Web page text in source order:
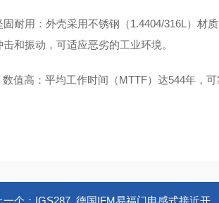
固耐用：外壳采用不锈钢（1.4404/316L）材
和振动，可适应恶劣的工业环境。
值高：平均工作时间（MTTF）达544年，
一个： IGS287 .德国IFM易福门电感式接近开关IGS287